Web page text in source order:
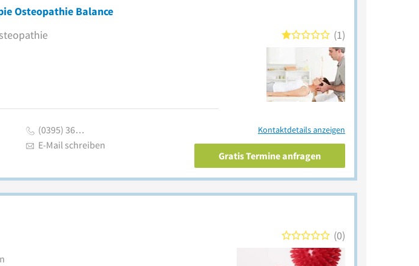
Osteopathie Balance
1
(0395) 36…
E-Mail schreiben
Kontaktdetails anzeigen
Gratis Termine anfragen
0